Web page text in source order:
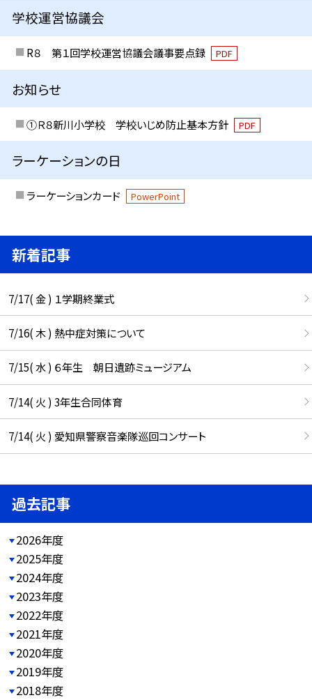
学校運営協議会
R８ 第１回学校運営協議会議事要点録 PDF
お知らせ
①Ｒ８新川小学校 学校いじめ防止基本方針 PDF
ラーケーションの日
ラーケーションカード PowerPoint
新着記事
7/17( 金 ) １学期終業式
7/16( 木 ) 熱中症対策について
7/15( 水 ) ６年生 朝日遺跡ミュージアム
7/14( 火 ) 3年生合同体育
7/14( 火 ) 愛知県警察音楽隊巡回コンサート
過去記事
2026年度
2025年度
2024年度
2023年度
2022年度
2021年度
2020年度
2019年度
2018年度